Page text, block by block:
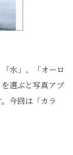
水」、「オーロ
選ぶと写真アプ
今回は「カラ